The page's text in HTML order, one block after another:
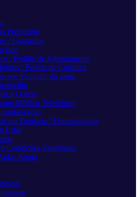
Presidente
/ Contactos
/ Pedido de Agendamento
/ Pedido de Consulta
por 'extravio' da arma
Online
Médico Telefónico
Dentária / Estomatologia
Estar
Condições Vantajosas
Apoio